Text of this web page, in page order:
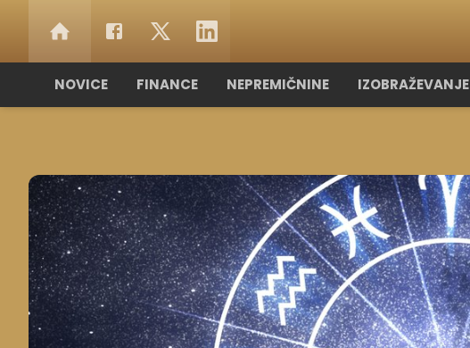
NOVICE FINANCE NEPREMIČNINE IZOBRAŽEVANJE